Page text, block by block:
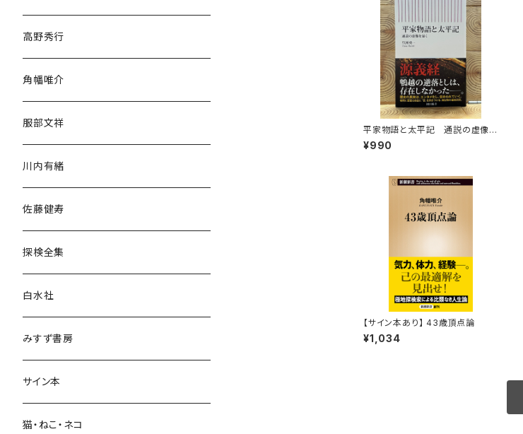
平家物語と太平記 通説の虚像を
暴く
¥990
【サイン本あり】 43歳頂点論
¥1,034
随筆・ノンフィクション・その他
民族・風習
言語・ことば
高野秀行
角幡唯介
服部文祥
川内有緒
佐藤健寿
探検全集
白水社
みすず書房
サイン本
猫・ねこ・ネコ